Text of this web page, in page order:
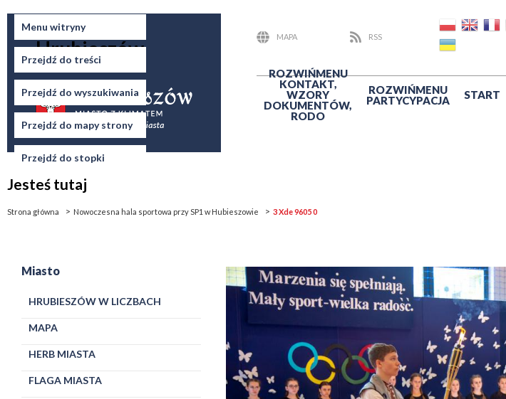
Menu witryny
Przejdź do treści
Przejdź do wyszukiwania
Przejdź do mapy strony
Przejdź do stopki
Miasto
Hrubieszów
MAPA
RSS
ROZWIŃMENU
KONTAKT,
WZORY
DOKUMENTÓW,
RODO
ROZWIŃMENU
PARTYCYPACJA
START
Jesteś tutaj
Strona główna Nowoczesna hala sportowa przy SP1 w Hubieszowie 3 Xde 9605 0
Miasto
HRUBIESZÓW W LICZBACH
MAPA
HERB MIASTA
FLAGA MIASTA